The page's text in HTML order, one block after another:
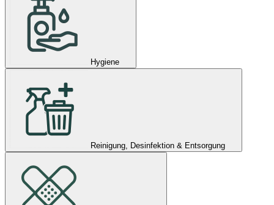
Hygiene
Reinigung, Desinfektion & Entsorgung